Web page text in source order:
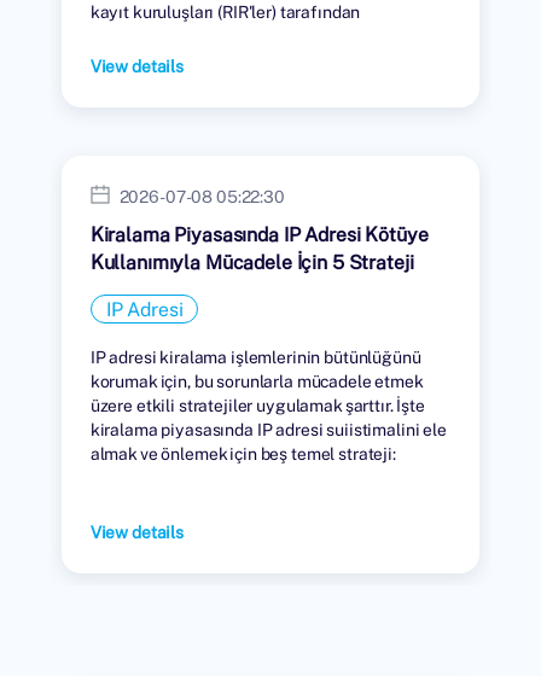
kayıt kuruluşları (RIR'ler) tarafından
View details
2026-07-08 05:22:30
Kiralama Piyasasında IP Adresi Kötüye
Kullanımıyla Mücadele İçin 5 Strateji
IP Adresi
IP adresi kiralama işlemlerinin bütünlüğünü
korumak için, bu sorunlarla mücadele etmek
üzere etkili stratejiler uygulamak şarttır. İşte
kiralama piyasasında IP adresi suiistimalini ele
almak ve önlemek için beş temel strateji:
View details